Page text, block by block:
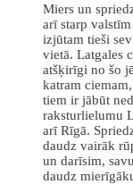
Miers un
arī starp
izjūtam tieši
vietā. Latgales
atšķirīgi no šo
katram
tiem ir jābūt
raksturlielumu
arī Rīgā.
daudz vairāk
un darīsim,
daudz